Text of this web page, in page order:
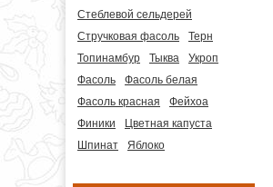
Стеблевой сельдерей
Стручковая фасоль
Терн
Топинамбур
Тыква
Укроп
Фасоль
Фасоль белая
Фасоль красная
Фейхоа
Финики
Цветная капуста
Шпинат
Яблоко